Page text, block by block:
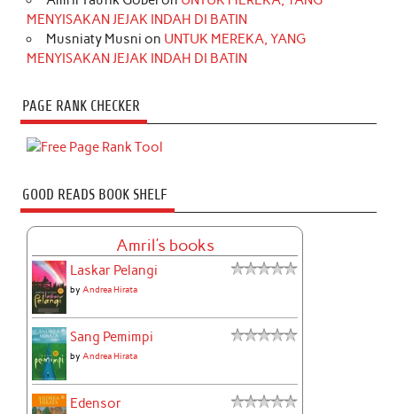
MENYISAKAN JEJAK INDAH DI BATIN
Musniaty Musni on UNTUK MEREKA, YANG
MENYISAKAN JEJAK INDAH DI BATIN
PAGE RANK CHECKER
GOOD READS BOOK SHELF
Amril's books
Laskar Pelangi
byAndrea Hirata
Sang Pemimpi
byAndrea Hirata
Edensor